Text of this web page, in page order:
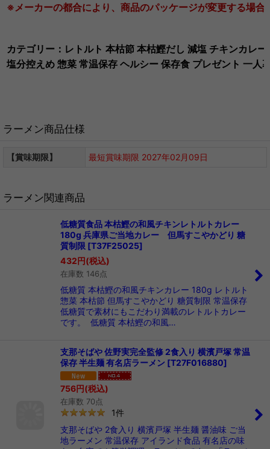
※メーカーの都合により、商品のパッケージが変更する場合
カテゴリー：レトルト 本枯節 本枯鰹だし 減塩 チキンカレ
塩分控えめ 惣菜 常温保存 ヘルシー 保存食 プレゼント 一
ラーメン商品仕様
【賞味期限】 最短賞味期限 2027年02月09日
ラーメン関連商品
低糖質食品 本枯鰹の和風チキンレトルトカレー
180g 兵庫県ご当地カレー 但馬すこやかどり 糖
質制限 [T37F25025]
432円(税込)
在庫数 146点
低糖質 本枯鰹の和風チキンカレー 180g レトルト
惣菜 本枯節 但馬すこやかどり 糖質制限 常温保存
低糖質で素材にもこだわり満載のレトルトカレー
です。 低糖質 本枯鰹の和風…
支那そばや 佐野実完全監修 2食入り 横濱戸塚 常温
保存 半生麺 有名店ラーメン [T27F016880]
756円(税込)
在庫数 70点
1件
支那そばや 2食入り 横濱戸塚 半生麺 醤油味 ご当
地ラーメン 常温保存 アイランド食品 有名店の味